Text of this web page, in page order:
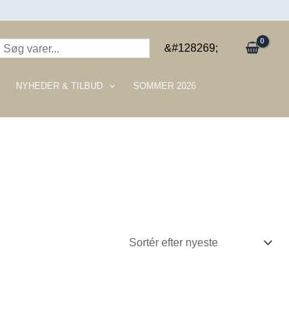
Søg &#128269;
NYHEDER & TILBUD
SOMMER 2026